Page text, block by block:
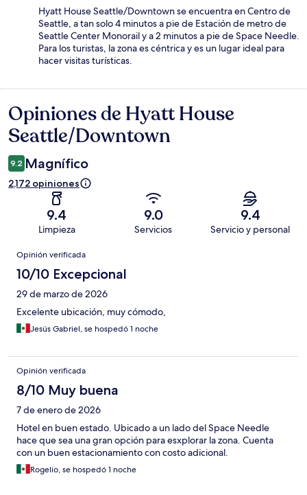
Hyatt House Seattle/Downtown se encuentra en Centro de
Seattle, a tan solo 4 minutos a pie de Estación de metro de
Seattle Center Monorail y a 2 minutos a pie de Space Needle.
Para los turistas, la zona es céntrica y es un lugar ideal para
hacer visitas turísticas.
Opiniones
Opiniones de Hyatt House
Seattle/Downtown
9.2 Magnífico
2,172 opiniones
9.4
Limpieza
9.0
Servicios
9.4
Servicio y personal
Opiniones
Opinión verificada
10/10 Excepcional
29 de marzo de 2026
Excelente ubicación, muy cómodo,
Jesús Gabriel, se hospedó 1 noche
Opinión verificada
8/10 Muy buena
7 de enero de 2026
Hotel en buen estado. Ubicado a un lado del Space Needle
hace que sea una gran opción para esxplorar la zona. Cuenta
con un buen estacionamiento con costo adicional.
Rogelio, se hospedó 1 noche